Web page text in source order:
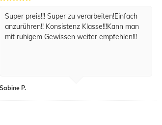
Super preis!!! Super zu verarbeiten!Einfach
anzurühren!! Konsistenz Klasse!!!Kann man
mit ruhigem Gewissen weiter empfehlen!!!
Sabine P.